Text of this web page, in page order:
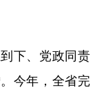
下、党政同责
今年，全省完